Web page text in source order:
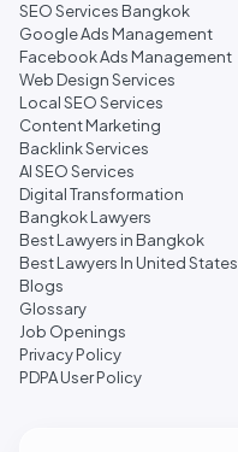
SEO Services Bangkok
Google Ads Management
Facebook Ads Management
Web Design Services
Local SEO Services
Content Marketing
Backlink Services
AI SEO Services
Digital Transformation
Bangkok Lawyers
Best Lawyers in Bangkok
Best Lawyers In United States
Blogs
Glossary
Job Openings
Privacy Policy
PDPA User Policy